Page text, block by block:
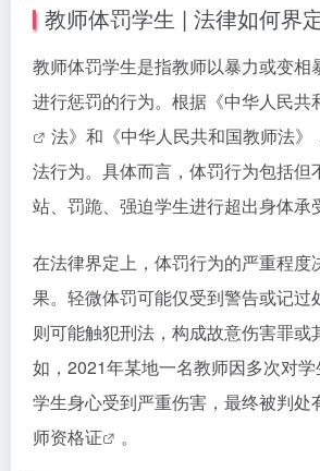
教师体罚学生 | 法律如何界
教师体罚学生是指教师以暴力或变相
进行惩罚的行为。根据《中华人民共
法》和《中华人民共和国教师法》
法行为。具体而言，体罚行为包括但
站、罚跪、强迫学生进行超出身体承
在法律界定上，体罚行为的严重程度
果。轻微体罚可能仅受到警告或记过
则可能触犯刑法，构成故意伤害罪或
如，2021年某地一名教师因多次对
学生身心受到严重伤害，最终被判处
师资格证
。